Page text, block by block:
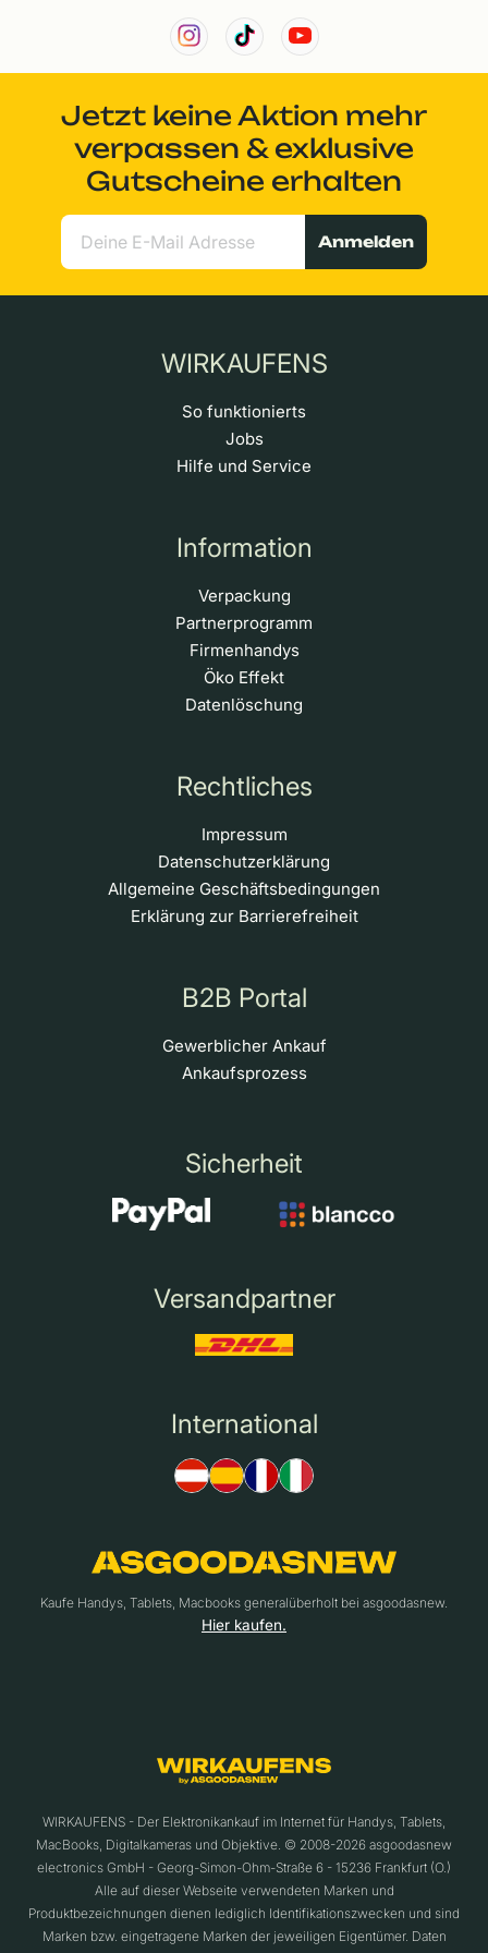
Jetzt keine Aktion mehr
verpassen & exklusive
Gutscheine erhalten
Anmelden
WIRKAUFENS
So funktionierts
Jobs
Hilfe und Service
Information
Verpackung
Partnerprogramm
Firmenhandys
Öko Effekt
Datenlöschung
Rechtliches
Impressum
Datenschutzerklärung
Allgemeine Geschäftsbedingungen
Erklärung zur Barrierefreiheit
B2B Portal
Gewerblicher Ankauf
Ankaufsprozess
Sicherheit
Versandpartner
International
Kaufe Handys, Tablets, Macbooks generalüberholt bei asgoodasnew.
Hier kaufen.
WIRKAUFENS - Der Elektronikankauf im Internet für Handys, Tablets,
MacBooks, Digitalkameras und Objektive. © 2008-2026 asgoodasnew
electronics GmbH - Georg-Simon-Ohm-Straße 6 - 15236 Frankfurt (O.)
Alle auf dieser Webseite verwendeten Marken und
Produktbezeichnungen dienen lediglich Identifikationszwecken und sind
Marken bzw. eingetragene Marken der jeweiligen Eigentümer. Daten